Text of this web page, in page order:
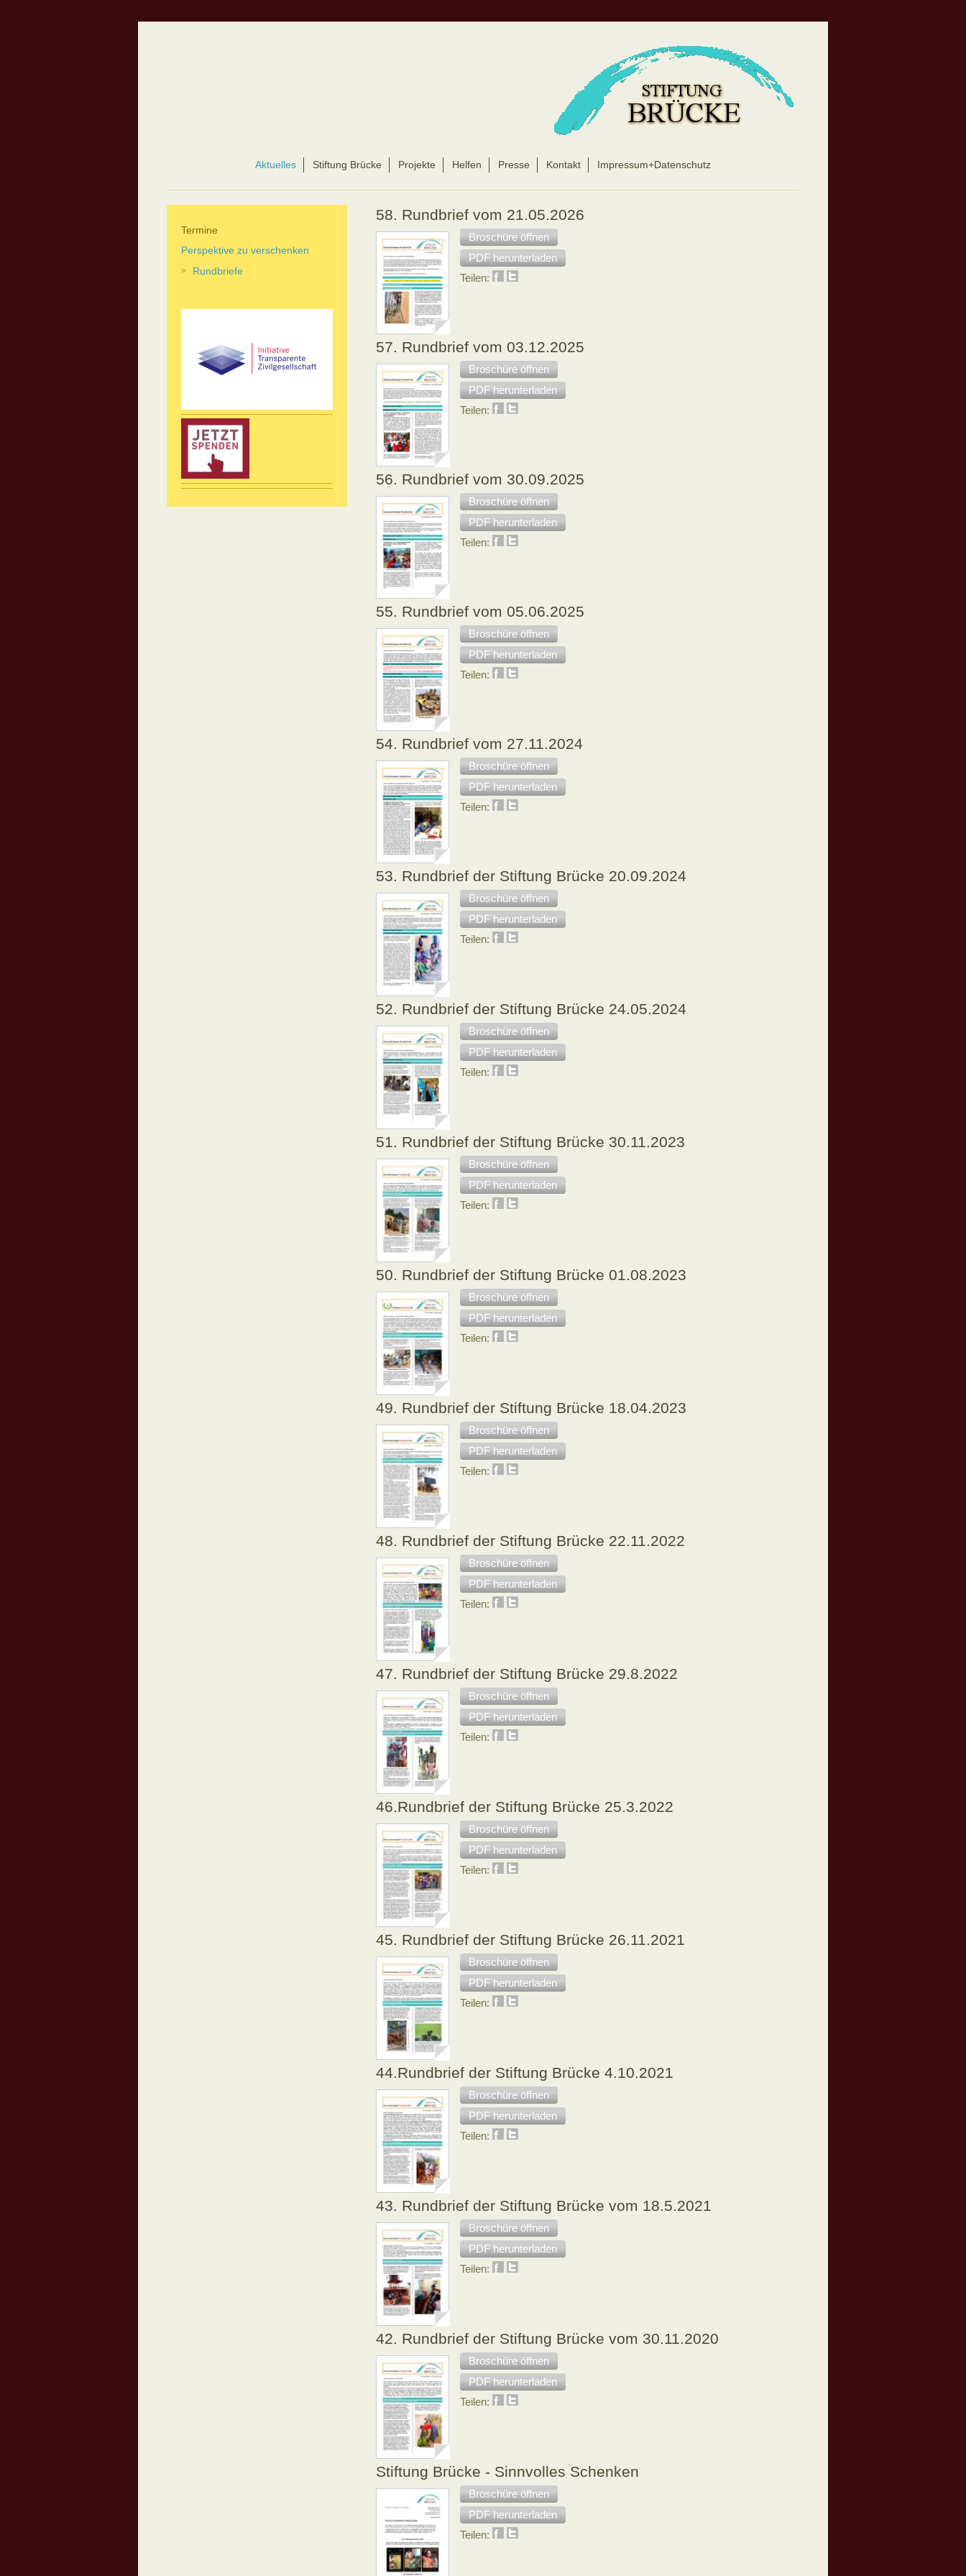
Aktuelles Stiftung Brücke Projekte Helfen Presse Kontakt Impressum+Datenschutz
58. Rundbrief vom 21.05.2026
Broschüre öffnen
PDF herunterladen
Teilen:
57. Rundbrief vom 03.12.2025
Broschüre öffnen
PDF herunterladen
Teilen:
56. Rundbrief vom 30.09.2025
Broschüre öffnen
PDF herunterladen
Teilen:
55. Rundbrief vom 05.06.2025
Broschüre öffnen
PDF herunterladen
Teilen:
54. Rundbrief vom 27.11.2024
Broschüre öffnen
PDF herunterladen
Teilen:
53. Rundbrief der Stiftung Brücke 20.09.2024
Broschüre öffnen
PDF herunterladen
Teilen:
52. Rundbrief der Stiftung Brücke 24.05.2024
Broschüre öffnen
PDF herunterladen
Teilen:
51. Rundbrief der Stiftung Brücke 30.11.2023
Broschüre öffnen
PDF herunterladen
Teilen:
50. Rundbrief der Stiftung Brücke 01.08.2023
Broschüre öffnen
PDF herunterladen
Teilen:
49. Rundbrief der Stiftung Brücke 18.04.2023
Broschüre öffnen
PDF herunterladen
Teilen:
48. Rundbrief der Stiftung Brücke 22.11.2022
Broschüre öffnen
PDF herunterladen
Teilen:
47. Rundbrief der Stiftung Brücke 29.8.2022
Broschüre öffnen
PDF herunterladen
Teilen:
46.Rundbrief der Stiftung Brücke 25.3.2022
Broschüre öffnen
PDF herunterladen
Teilen:
45. Rundbrief der Stiftung Brücke 26.11.2021
Broschüre öffnen
PDF herunterladen
Teilen:
44.Rundbrief der Stiftung Brücke 4.10.2021
Broschüre öffnen
PDF herunterladen
Teilen:
43. Rundbrief der Stiftung Brücke vom 18.5.2021
Broschüre öffnen
PDF herunterladen
Teilen:
42. Rundbrief der Stiftung Brücke vom 30.11.2020
Broschüre öffnen
PDF herunterladen
Teilen:
Stiftung Brücke - Sinnvolles Schenken
Broschüre öffnen
PDF herunterladen
Teilen:
Termine
Perspektive zu verschenken
Rundbriefe